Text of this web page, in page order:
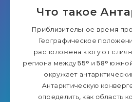
Что такое
Приблизительное время
Географическое
расположена к югу от
региона между 55° и 58°
окружает
Антарктическую
определить, как область